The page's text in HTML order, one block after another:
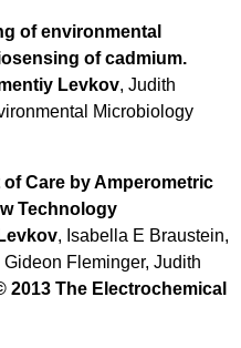
of environmental
of cadmium.
Levkov, Judith
Microbiology
Care by Amperometric
Technology
, Isabella E Braustein,
Fleminger, Judith
2013 The Electrochemical